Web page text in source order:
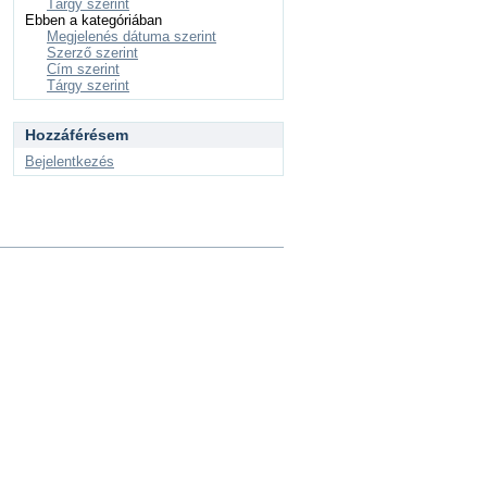
Tárgy szerint
Ebben a kategóriában
Megjelenés dátuma szerint
Szerző szerint
Cím szerint
Tárgy szerint
Hozzáférésem
Bejelentkezés